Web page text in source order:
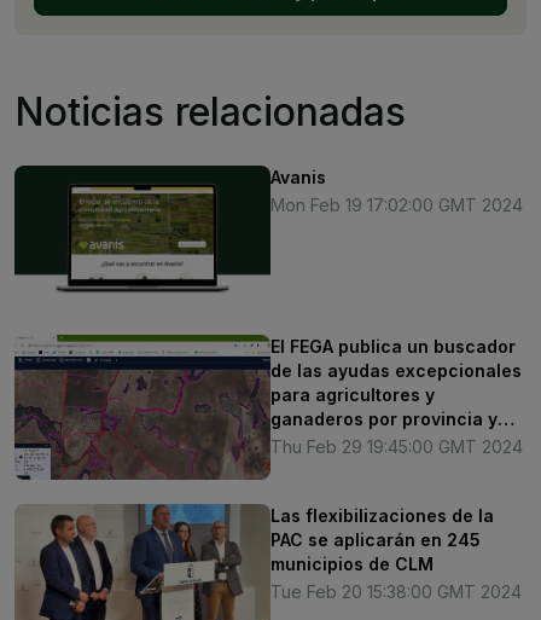
Noticias relacionadas
Avanis
Mon Feb 19 17:02:00 GMT 2024
El FEGA publica un buscador
de las ayudas excepcionales
para agricultores y
ganaderos por provincia y
comunidad autónoma
Thu Feb 29 19:45:00 GMT 2024
Las flexibilizaciones de la
PAC se aplicarán en 245
municipios de CLM
Tue Feb 20 15:38:00 GMT 2024